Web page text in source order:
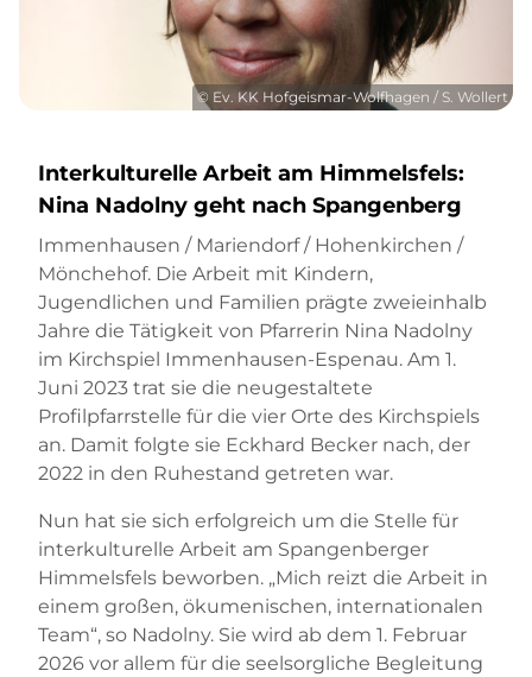
© Ev. KK Hofgeismar-Wolfhagen / S. Wollert
Interkulturelle Arbeit am Himmelsfels:
Nina Nadolny geht nach Spangenberg
Immenhausen / Mariendorf / Hohenkirchen /
Mönchehof. Die Arbeit mit Kindern,
Jugendlichen und Familien prägte zweieinhalb
Jahre die Tätigkeit von Pfarrerin Nina Nadolny
im Kirchspiel Immenhausen-Espenau. Am 1.
Juni 2023 trat sie die neugestaltete
Profilpfarrstelle für die vier Orte des Kirchspiels
an. Damit folgte sie Eckhard Becker nach, der
2022 in den Ruhestand getreten war.
Nun hat sie sich erfolgreich um die Stelle für
interkulturelle Arbeit am Spangenberger
Himmelsfels beworben. „Mich reizt die Arbeit in
einem großen, ökumenischen, internationalen
Team“, so Nadolny. Sie wird ab dem 1. Februar
2026 vor allem für die seelsorgliche Begleitung